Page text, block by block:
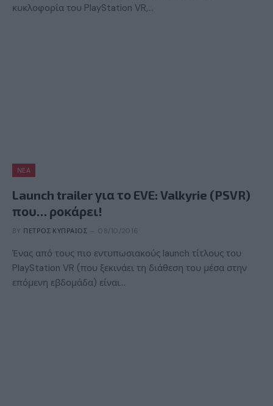
κυκλοφορία του PlayStation VR,…
ΝΈΑ
Launch trailer για το EVE: Valkyrie (PSVR)
που… ροκάρει!
BY ΠΈΤΡΟΣ ΚΥΠΡΑΊΟΣ 08/10/2016
Ένας από τους πιο εντυπωσιακούς launch τίτλους του
PlayStation VR (που ξεκινάει τη διάθεση του μέσα στην
επόμενη εβδομάδα) είναι…